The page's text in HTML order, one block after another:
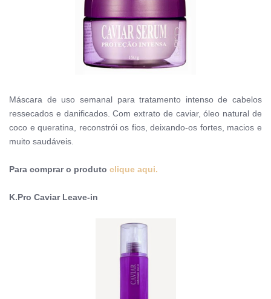
Máscara de uso semanal para tratamento intenso de cabelos
ressecados e danificados. Com extrato de caviar, óleo natural de
coco e queratina, reconstrói os fios, deixando-os fortes, macios e
muito saudáveis.
Para comprar o produto clique aqui.
K.Pro Caviar Leave-in